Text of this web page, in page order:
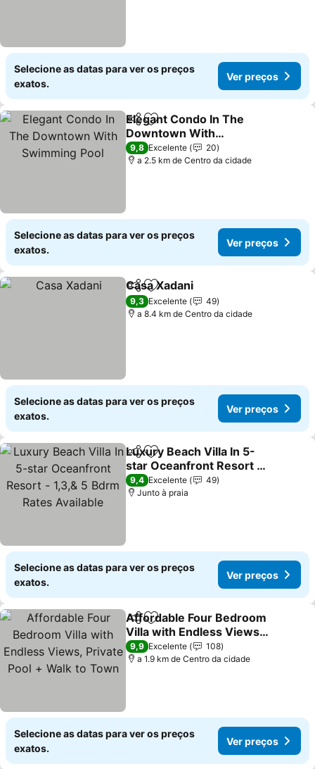
Selecione as datas para ver os preços
exatos.
Ver preços
PartilharAdicionar aos favoritos
Elegant Condo In The
Downtown With
Swimming Pool
Ver preços
9,8 Excelente
20
a 2.5 km de Centro da cidade
Selecione as datas para ver os preços
exatos.
Ver preços
PartilharAdicionar aos favoritos
Casa Xadani
9,3 Excelente
49
a 8.4 km de Centro da cidade
Selecione as datas para ver os preços
exatos.
Ver preços
PartilharAdicionar aos favoritos
Luxury Beach Villa In 5-
star Oceanfront Resort -
1,3,& 5 Bdrm Rates
Available
Ver preços
9,4 Excelente
49
Junto à praia
Selecione as datas para ver os preços
exatos.
Ver preços
PartilharAdicionar aos favoritos
Affordable Four Bedroom
Villa with Endless Views,
Private Pool + Walk to
Town
Ver preços
9,9 Excelente
108
a 1.9 km de Centro da cidade
Selecione as datas para ver os preços
exatos.
Ver preços